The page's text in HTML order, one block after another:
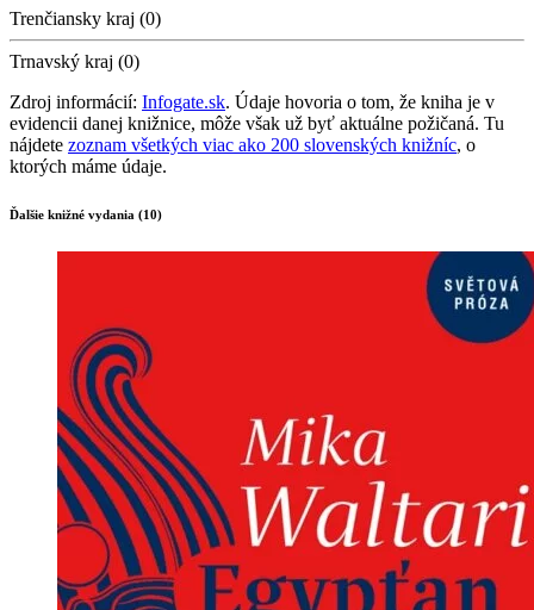
Trenčiansky kraj (0)
Trnavský kraj (0)
Zdroj informácií: Infogate.sk. Údaje hovoria o tom, že kniha je v
evidencii danej knižnice, môže však už byť aktuálne požičaná. Tu
nájdete zoznam všetkých viac ako 200 slovenských knižníc, o
ktorých máme údaje.
Ďalšie knižné vydania (10)